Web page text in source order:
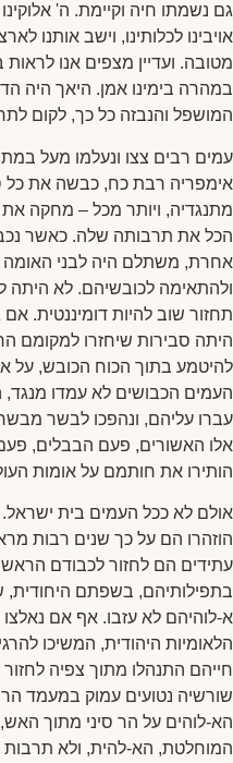
גם נשמתו חיה וקיימת. ה'
אויבינו לכלותינו, וישב אותנו
מטובה. ועדיין מצפים אנו לראות
במהרה בימינו אמן. היאך היה
המושפל והנבזה כל כך, לקום
עמים רבים צצו ונעלמו מעל
אימפריה רבת כח, כבשה את כל
מתנגדיה, ויותר מכל – מחקה
הכל את תרבותה שלה. כאשר
אחרת, משתלם היה לבני
ולהתאימה לכובשיהם. לא היתה
תחזור שוב להיות דומיננטית.
היתה סבירות שיחזרו למקומם
להיטמע בתוך הכוח הכובש, על
העמים הכבושים לא עמדו
עברו עליהם, ונהפכו לבשר
אלו האשורים, פעם הבבלים, פעם
הותירו את חותמם על אומות
אולם לא ככל העמים בית
הוזהרו הם על כך שנים רבות
עתידים הם לחזור לכבודם
בתפילותיהם, בשפתם היחודית,
א-לוהיהם לא עזבו. אף אם
הלאומיות היהודית, המשיכו
חייהם התנהלו מתוך צפיה
שורשיה נטועים עמוק במעמד
הא-לוהים על הר סיני מתוך
המוחלטת, הא-להית, ולא